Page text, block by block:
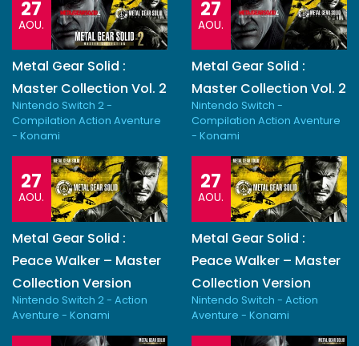
27
AOU.
Metal Gear Solid :
Master Collection Vol. 2
Nintendo Switch 2 -
Compilation Action Aventure
- Konami
27
AOU.
Metal Gear Solid :
Master Collection Vol. 2
Nintendo Switch -
Compilation Action Aventure
- Konami
27
AOU.
Metal Gear Solid :
Peace Walker – Master
Collection Version
Nintendo Switch 2 - Action
Aventure - Konami
27
AOU.
Metal Gear Solid :
Peace Walker – Master
Collection Version
Nintendo Switch - Action
Aventure - Konami